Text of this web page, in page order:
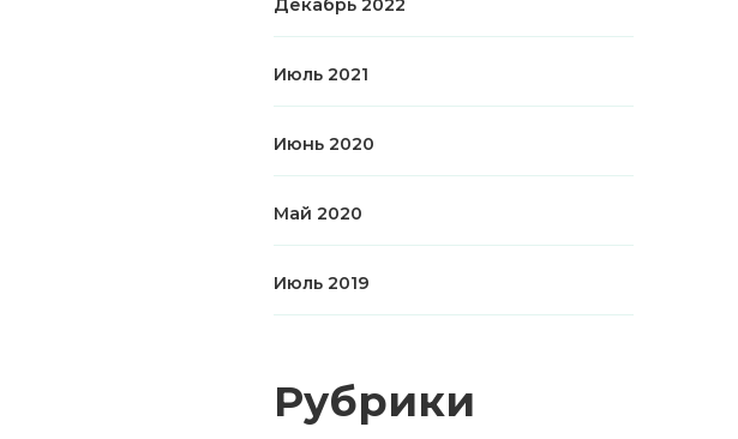
Декабрь 2022
Июль 2021
Июнь 2020
Май 2020
Июль 2019
Рубрики